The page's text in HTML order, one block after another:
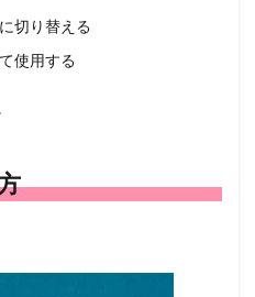
切り替える
使用する